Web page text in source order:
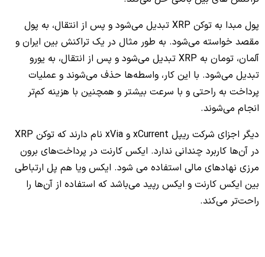
پول مبدا به توکن XRP تبدیل می‌شود و پس از انتقال، به پول
مقصد خواسته می‌شود. به طور مثال در یک تراکنش بین ایران و
آلمان، تومان به XRP تبدیل می‌شود و پس از انتقال، به یورو
تبدیل می‌شود. با این کار، واسطه‌ها حذف می‌شوند و عملیات
پرداخت به راحتی و با سرعت بیشتر و همچنین با هزینه کم‌تر
انجام می‌شوند.
دیگر اجزای شرکت ریپل xCurrent و xVia نام دارند که توکن XRP
در آن‌ها کاربرد چندانی ندارد. ایکس کارنت در پرداخت‌های برون
مرزی نهادهای مالی استفاده می شود. ایکس ویا هم پل ارتباطی
بین ایکس کارنت و ایکس رپید می‌باشد که استفاده از آن‌ها را
راحت‌تر می‌کند.